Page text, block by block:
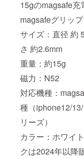
15gのmagsafe充
magsafeグリップ
サイズ：直径 約
さ 約2.6mm
重量：約15g
磁力：N52
対応機種：
種（iphone12/
リーズ）
カラー：ホワイ
クは2024年以降